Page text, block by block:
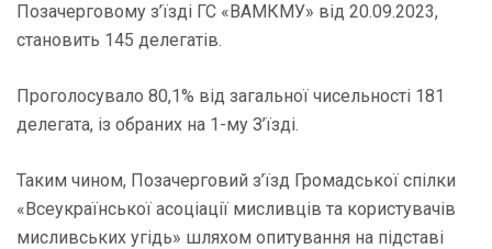
Позачерговому з’їзді ГС «ВАМКМУ» від 20.09.2023,
становить 145 делегатів.
Проголосувало 80,1% від загальної чисельності 181
делегата, із обраних на 1-му З’їзді.
Таким чином, Позачерговий з’їзд Громадської спілки
«Всеукраїнської асоціації мисливців та користувачів
мисливських угідь» шляхом опитування на підставі